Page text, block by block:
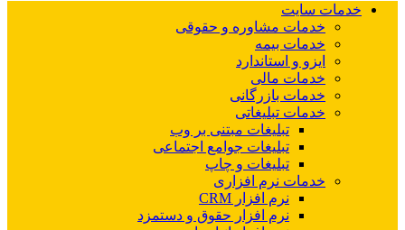
خدمات سایت
خدمات مشاوره و حقوقی
خدمات بیمه
ایزو و استاندارد
خدمات مالی
خدمات بازرگانی
خدمات تبلیغاتی
تبلیغات مبتنی بر وب
تبلیغات جوامع اجتماعی
تبلیغات و چاپ
خدمات نرم افزاری
نرم افزار CRM
نرم افزار حقوق و دستمزد